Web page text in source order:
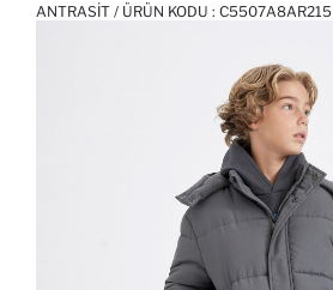
ANTRASIT / ÜRÜN KODU : C5507A8AR215